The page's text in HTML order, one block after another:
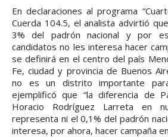
En declaraciones al programa
Cuerda 104.5, el analista advirtió
3% del padrón nacional y por
candidatos no les interesa hacer
se definirá en el centro del país
Fe, ciudad y provincia de Buenos
no es un distrito importante
ejemplificó que “la diferencia de
Horacio Rodríguez Larreta en
representa ni el 0,1% del padrón
interesa, por ahora, hacer campaña en